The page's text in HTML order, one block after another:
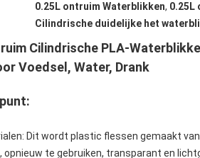
0.25L ontruim Waterblikken, 0.25L
Cilindrische duidelijke het
Cilindrische PLA-
Voedsel, Water, Drank
Dit wordt plastic flessen gemaakt
opnieuw te gebruiken, transparant en